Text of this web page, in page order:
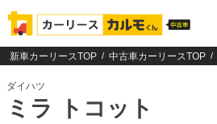
新車カーリースTOP 中古車カーリースTOP
ダイハツ
ミラ トコット